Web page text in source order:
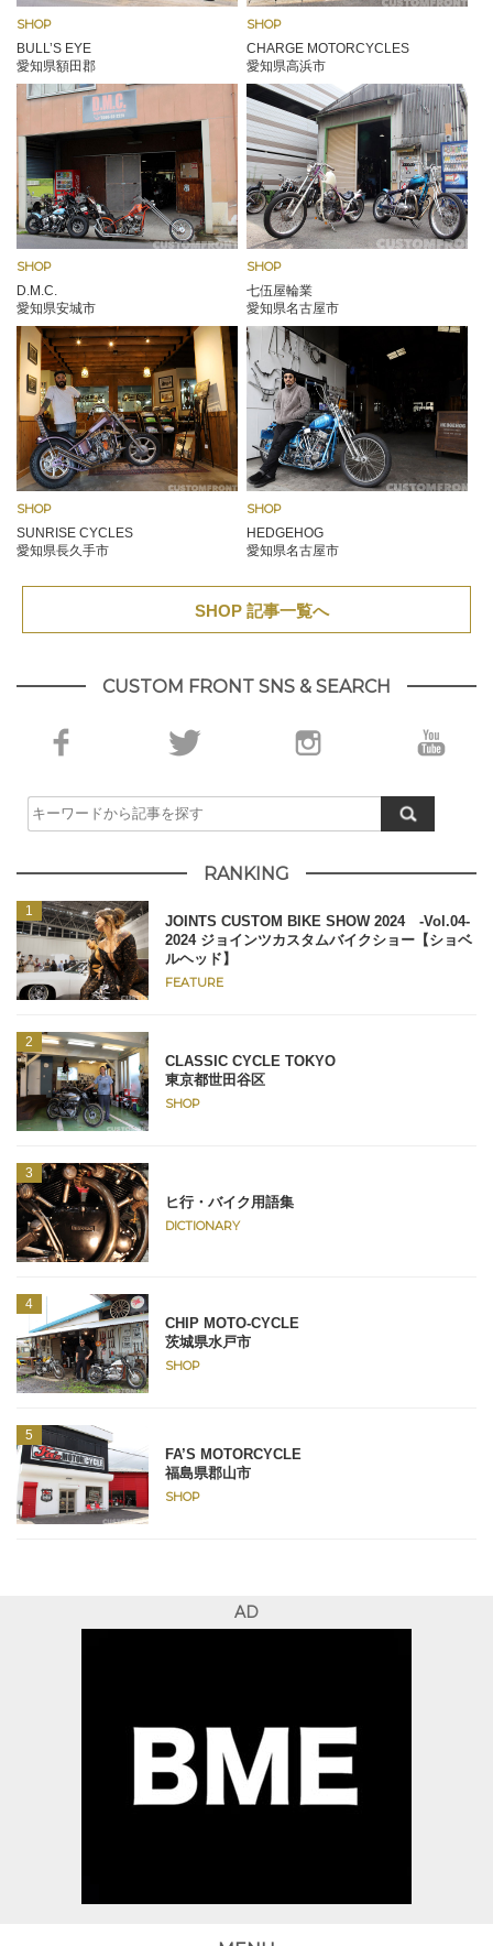
SHOP
BULL’S EYE
愛知県額田郡
SHOP
CHARGE MOTORCYCLES
愛知県高浜市
SHOP
D.M.C.
愛知県安城市
SHOP
七伍屋輪業
愛知県名古屋市
SHOP
SUNRISE CYCLES
愛知県長久手市
SHOP
HEDGEHOG
愛知県名古屋市
SHOP 記事一覧へ
CUSTOM FRONT SNS & SEARCH
RANKING
JOINTS CUSTOM BIKE SHOW 2024 -Vol.04-
2024 ジョインツカスタムバイクショー【ショベ
ルヘッド】
FEATURE
CLASSIC CYCLE TOKYO
東京都世田谷区
SHOP
ヒ行・バイク用語集
DICTIONARY
CHIP MOTO-CYCLE
茨城県水戸市
SHOP
FA’S MOTORCYCLE
福島県郡山市
SHOP
AD